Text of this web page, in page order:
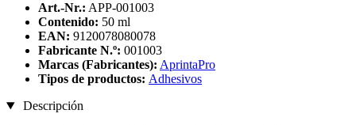
Art.-Nr.: APP-001003
Contenido: 50 ml
EAN: 9120078080078
Fabricante N.º: 001003
Marcas (Fabricantes): AprintaPro
Tipos de productos: Adhesivos
Descripción